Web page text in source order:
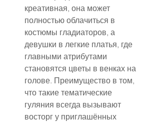
креативная, она может
полностью облачиться в
костюмы гладиаторов, а
девушки в легкие платья, где
главными атрибутами
становятся цветы в венках на
голове. Преимущество в том,
что такие тематические
гуляния всегда вызывают
восторг у приглашённых